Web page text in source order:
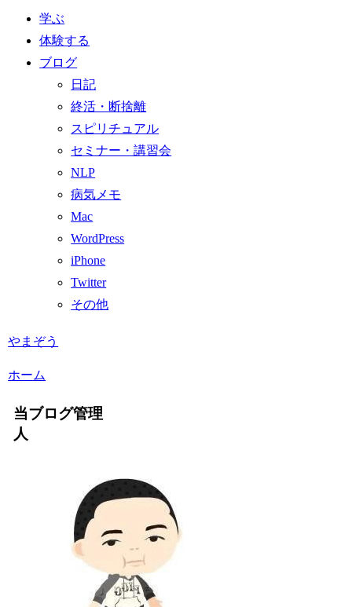
学ぶ
体験する
ブログ
日記
終活・断捨離
スピリチュアル
セミナー・講習会
NLP
病気メモ
Mac
WordPress
iPhone
Twitter
その他
やまぞう
ホーム
当ブログ管理
人